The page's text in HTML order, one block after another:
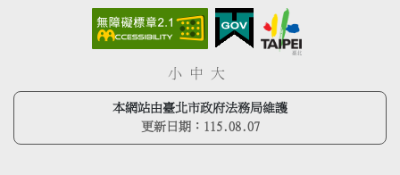
小 中 大
本網站由臺北市政府法務局維護
更新日期： 115.08.07